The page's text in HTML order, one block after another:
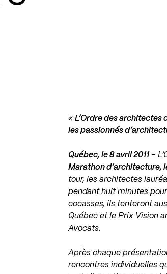
«L’Ordre des architectes
les passionnés
Québec, le 8 avril 2011 –
Marathon d’architecture,
tour, les architectes
pendant huit minutes
cocasses, ils tenteront
Québec et le Prix Vision
Avocats.
Après chaque
rencontres individuelles